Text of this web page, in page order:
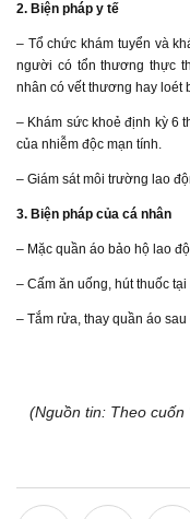
2. Biện pháp y tế
– Tổ chức khám tuyển và
người có tổn thương thực
nhân có vết thương hay loét
– Khám sức khoẻ định kỳ 6
của nhiễm độc mạn tính.
– Giám sát môi trường lao
3. Biện pháp của cá nhân
– Mặc quần áo bảo hộ lao
– Cấm ăn uống, hút thuốc
– Tắm rửa, thay quần áo
(Nguồn tin: Theo cuốn